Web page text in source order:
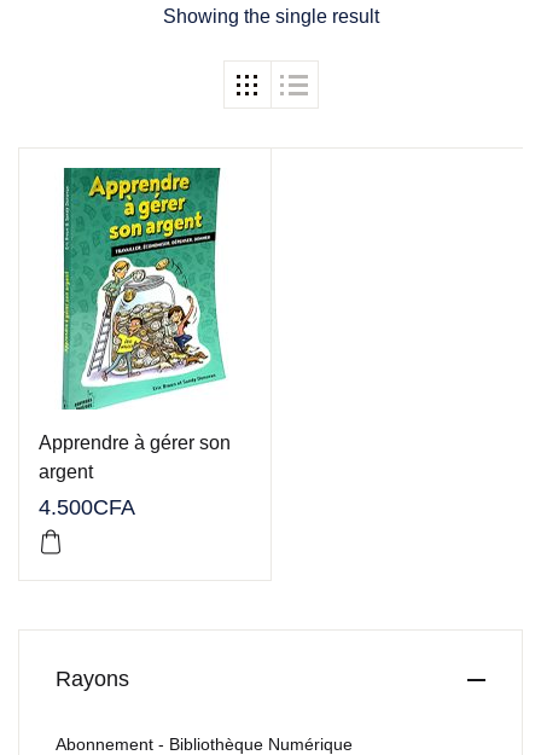
Showing the single result
Apprendre à gérer son
argent
4.500CFA
Rayons
Abonnement - Bibliothèque Numérique